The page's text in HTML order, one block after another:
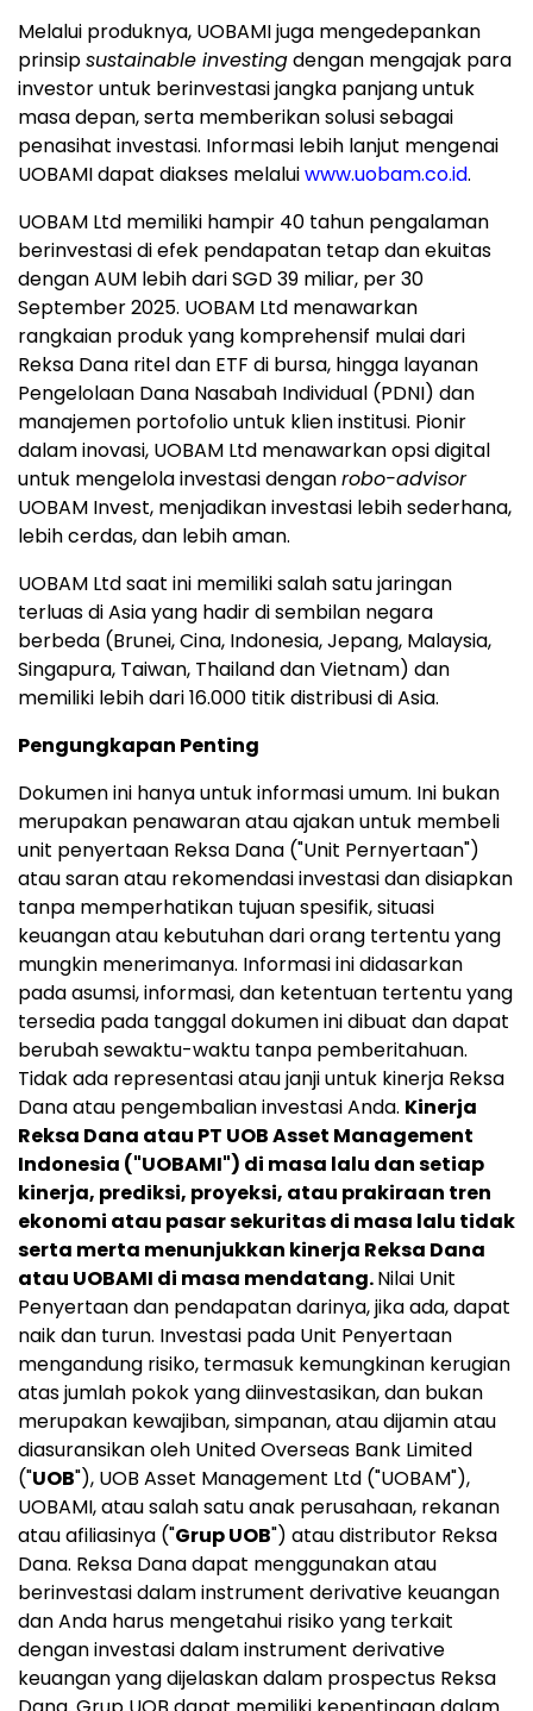
Melalui produknya, UOBAMI juga mengedepankan
prinsipsustainable investingdengan mengajak para
investor untuk berinvestasi jangka panjang untuk
masa depan, serta memberikan solusi sebagai
penasihat investasi. Informasi lebih lanjut mengenai
UOBAMI dapat diakses melaluiwww.uobam.co.id.
UOBAM Ltd memiliki hampir 40 tahun pengalaman
berinvestasi di efek pendapatan tetap dan ekuitas
dengan AUM lebih dariSGD 39 miliar, per30
September 2025. UOBAM Ltd menawarkan
rangkaian produk yang komprehensif mulai dari
Reksa Dana ritel dan ETF di bursa, hingga layanan
Pengelolaan Dana Nasabah Individual (PDNI) dan
manajemen portofolio untuk klien institusi. Pionir
dalam inovasi, UOBAM Ltd menawarkan opsi digital
untuk mengelola investasi denganrobo-advisor
UOBAM Invest, menjadikan investasi lebih sederhana,
lebih cerdas, dan lebih aman.
UOBAM Ltd saat ini memiliki salah satu jaringan
terluas diAsiayang hadir di sembilan negara
berbeda (Brunei, Cina, Indonesia, Jepang, Malaysia,
Singapura, Taiwan, ThailanddanVietnam) dan
memiliki lebih dari 16.000 titik distribusi diAsia.
Pengungkapan Penting
Dokumen ini hanya untuk informasi umum. Ini bukan
merupakan penawaran atau ajakan untuk membeli
unit penyertaan Reksa Dana ("Unit Pernyertaan")
atau saran atau rekomendasi investasi dan disiapkan
tanpa memperhatikan tujuan spesifik, situasi
keuangan atau kebutuhan dari orang tertentu yang
mungkin menerimanya. Informasi ini didasarkan
pada asumsi, informasi, dan ketentuan tertentu yang
tersedia pada tanggal dokumen ini dibuat dan dapat
berubah sewaktu-waktu tanpa pemberitahuan.
Tidak ada representasi atau janji untuk kinerja Reksa
Dana atau pengembalian investasi Anda. Kinerja
Reksa Dana atau PT UOB Asset Management
Indonesia ("UOBAMI") di masa lalu dan setiap
kinerja, prediksi, proyeksi, atau prakiraan tren
ekonomi atau pasar sekuritas di masa lalu tidak
serta merta menunjukkan kinerja Reksa Dana
atau UOBAMI di masa mendatang.Nilai Unit
Penyertaan dan pendapatan darinya, jika ada, dapat
naik dan turun. Investasi pada Unit Penyertaan
mengandung risiko, termasuk kemungkinan kerugian
atas jumlah pokok yang diinvestasikan, dan bukan
merupakan kewajiban, simpanan, atau dijamin atau
diasuransikan oleh United Overseas Bank Limited
("UOB"), UOB Asset Management Ltd ("UOBAM"),
UOBAMI, atau salah satu anak perusahaan, rekanan
atau afiliasinya ("Grup UOB") atau distributor Reksa
Dana. Reksa Dana dapat menggunakan atau
berinvestasi dalam instrument derivative keuangan
dan Anda harus mengetahui risiko yang terkait
dengan investasi dalam instrument derivative
keuangan yang dijelaskan dalam prospectus Reksa